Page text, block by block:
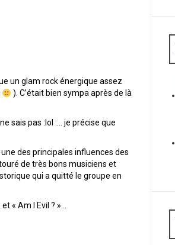
un glam rock énergique assez
). C’était bien sympa après de là
sais pas :lol :… je précise que
des principales influences des
de très bons musiciens et
qui a quitté le groupe en
« Am I Evil ? »…